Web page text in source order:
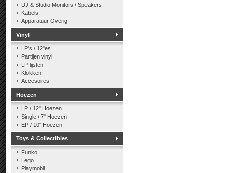
DJ & Studio Monitors / Speakers
Kabels
Apparatuur Overig
Vinyl
LP's / 12"es
Partijen vinyl
LP lijsten
Klokken
Accesoires
Hoezen
LP / 12" Hoezen
Single / 7" Hoezen
EP / 10" Hoezen
Toys & Collectibles
Funko
Lego
Playmobil